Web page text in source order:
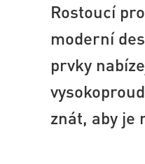
Rostoucí
moderní
prvky
znát, aby je